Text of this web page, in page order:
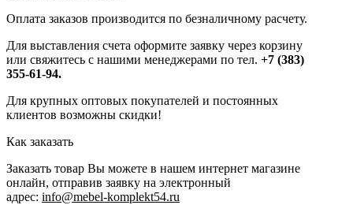
Оплата заказов производится по безналичному расчету.
Для выставления счета оформите заявку через корзину
или свяжитесь с нашими менеджерами по тел. +7 (383)
355-61-94.
Для крупных оптовых покупателей и постоянных
клиентов возможны скидки!
Как заказать
Заказать товар Вы можете в нашем интернет магазине
онлайн, отправив заявку на электронный
адрес: info@mebel-komplekt54.ru